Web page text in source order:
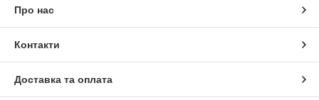
Про нас
Контакти
Доставка та оплата